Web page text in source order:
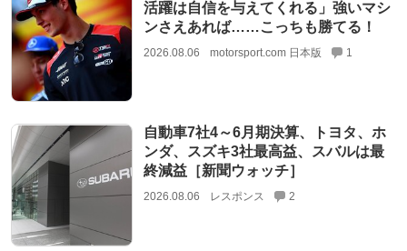
活躍は自信を与えてくれる」強いマシ
ンさえあれば……こっちも勝てる！
2026.08.06 motorsport.com 日本版 1
自動車7社4～6月期決算、トヨタ、ホ
ンダ、スズキ3社最高益、スバルは最
終減益［新聞ウォッチ］
2026.08.06 レスポンス 2